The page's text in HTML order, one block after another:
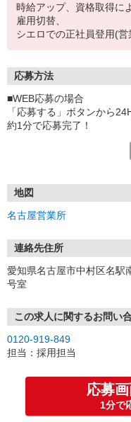
時給アップ、資格取得に
雇用切替、
シエロでの正社員登用(
応募方法
■WEB応募の場合
「応募する」ボタンから
約1分で応募完了！
①応募から3営業日を目安に
★スマホでWEB面接（
す
③面接実施（履歴書不要）
④勤務開始（スタート日は
お気軽にご応募ください♪
地図
名古屋営業所
連絡先住所
愛知県名古屋市中村区名
号室
この求人に関するお問い
0120-919-849
担当：採用担当
応募
1分で